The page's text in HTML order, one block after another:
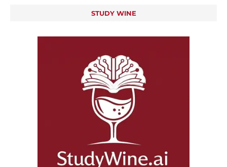
STUDY WINE